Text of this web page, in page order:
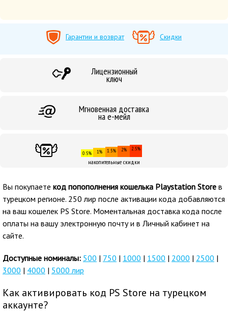
Гарантии и возврат Скидки
Лицензионный
ключ
Мгновенная доставка
на е-мейл
0.5% 1% 1.5% 2% 2.5%
накопительные скидки
Вы покупаете код попополнения кошелька Playstation Store в
турецком регионе. 250 лир после активации кода добавляются
на ваш кошелек PS Store. Моментальная доставка кода после
оплаты на вашу электронную почту и в Личный кабинет на
сайте.
Доступные номиналы: 500 | 750 | 1000 | 1500 | 2000 | 2500 |
3000 | 4000 | 5000 лир
Как активировать код PS Store на турецком
аккаунте?